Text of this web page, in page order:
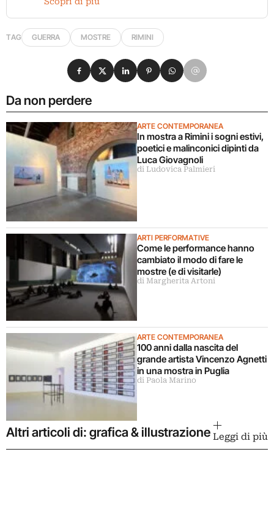
TAG GUERRA MOSTRE RIMINI
Da non perdere
ARTE CONTEMPORANEA
In mostra a Rimini i sogni estivi,
poetici e malinconici dipinti da
Luca Giovagnoli
di Ludovica Palmieri
ARTI PERFORMATIVE
Come le performance hanno
cambiato il modo di fare le
mostre (e di visitarle)
di Margherita Artoni
ARTE CONTEMPORANEA
100 anni dalla nascita del
grande artista Vincenzo Agnetti
in una mostra in Puglia
di Paola Marino
Condividi su Facebook
Condividi su X
Condividi su LinkedIn
Condividi su Pinterest
Condividi su WhatsApp
Condividi su Email
Altri articoli di: grafica & illustrazione Leggi di più